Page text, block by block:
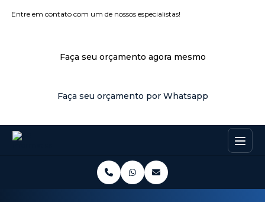
Entre em contato com um de nossos especialistas!
Faça seu orçamento agora mesmo
Faça seu orçamento por Whatsapp